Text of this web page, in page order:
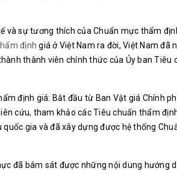
và sự tương thích của Chuẩn mực thẩm
định giá ở Việt Nam ra đời, Việt Nam đã
thành viên chính thức của Ủy ban Tiêu
định giá: Bắt đầu từ Ban Vật giá Chính
cứu, tham khảo các Tiêu chuẩn thẩm
gia và đã xây dựng được hệ thống
đã bám sát được những nội dung hướng